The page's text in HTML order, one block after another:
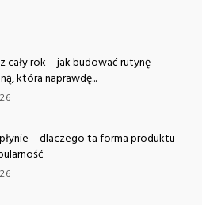
cały rok – jak budować rutynę
która naprawdę...
– dlaczego ta forma produktu